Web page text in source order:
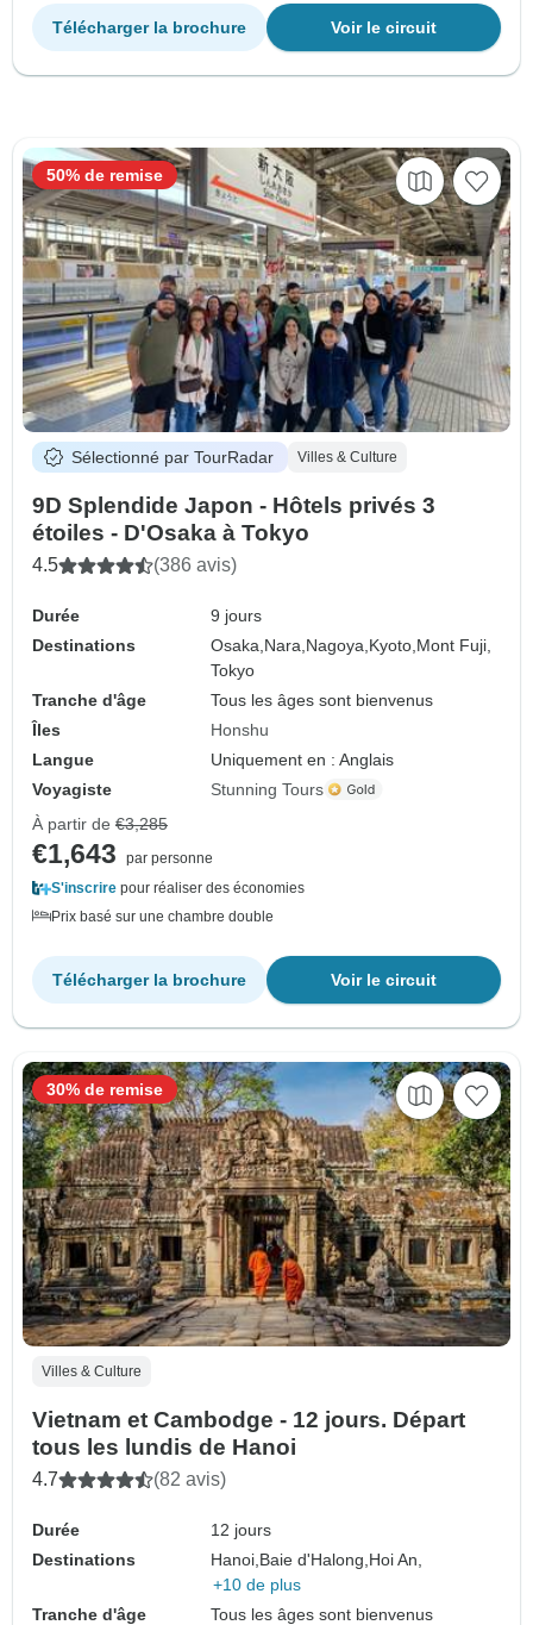
Voir le circuit
Télécharger la brochure
Sélectionné par TourRadar Villes & Culture
9D Splendide Japon - Hôtels privés 3
étoiles - D'Osaka à Tokyo
4.5 (386 avis)
Durée
9 jours
Destinations
Osaka, Nara, Nagoya, Kyoto, Mont Fuji,
Tokyo
Tranche d'âge
Tous les âges sont bienvenus
Îles
Honshu
Langue
Uniquement en : Anglais
Voyagiste
Stunning Tours
50% de remise
À partir de €3,285
€1,643
par personne
S'inscrire pour réaliser des économies
Prix basé sur une chambre double
Voir le circuit
Télécharger la brochure
Villes & Culture
Vietnam et Cambodge - 12 jours. Départ
tous les lundis de Hanoi
4.7 (82 avis)
Durée
12 jours
Destinations
Hanoi, Baie d'Halong, Hoi An,
+10 de plus
Tranche d'âge
Tous les âges sont bienvenus
30% de remise